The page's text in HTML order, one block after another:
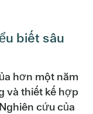
biết sâu
hơn một năm
và thiết kế hợp
cứu của